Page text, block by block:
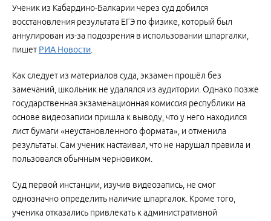
Ученик из Кабардино-Балкарии через суд добился
восстановления результата ЕГЭ по физике, который был
аннулирован из-за подозрения в использовании шпаргалки,
пишет РИА Новости.
Как следует из материалов суда, экзамен прошёл без
замечаний, школьник не удалялся из аудитории. Однако позже
государственная экзаменационная комиссия республики на
основе видеозаписи пришла к выводу, что у него находился
лист бумаги «неустановленного формата», и отменила
результаты. Сам ученик настаивал, что не нарушал правила и
пользовался обычным черновиком.
Суд первой инстанции, изучив видеозапись, не смог
однозначно определить наличие шпаргалок. Кроме того,
ученика отказались привлекать к административной